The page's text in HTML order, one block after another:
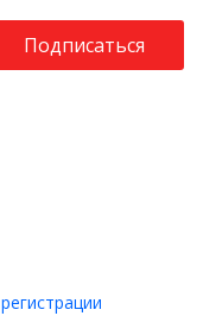
Подписаться
регистрации